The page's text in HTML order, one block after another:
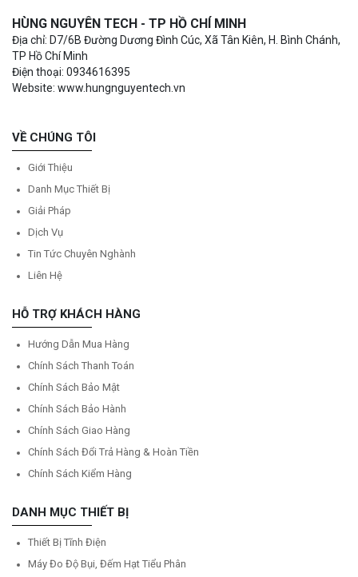
HÙNG NGUYÊN TECH - TP HỒ CHÍ MINH
Địa chỉ: D7/6B Đường Dương Đình Cúc, Xã Tân Kiên, H. Bình Chánh,
TP Hồ Chí Minh
Điện thoại: 0934616395
Website: www.hungnguyentech.vn
VỀ CHÚNG TÔI
Giới Thiệu
Danh Mục Thiết Bị
Giải Pháp
Dịch Vụ
Tin Tức Chuyên Nghành
Liên Hệ
HỖ TRỢ KHÁCH HÀNG
Hướng Dẫn Mua Hàng
Chính Sách Thanh Toán
Chính Sách Bảo Mật
Chính Sách Bảo Hành
Chính Sách Giao Hàng
Chính Sách Đổi Trả Hàng & Hoàn Tiền
Chính Sách Kiểm Hàng
DANH MỤC THIẾT BỊ
Thiết Bị Tĩnh Điện
Máy Đo Độ Bụi, Đếm Hạt Tiểu Phân